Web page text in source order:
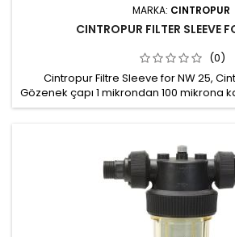
MARKA: CINTROPUR
CINTROPUR FILTER SLEEVE
(0)
Cintropur Filtre Sleeve for NW 25,
Gözenek çapı 1 mikrondan 100 mikrona
Gözenek çapı 150 mikrondan 300